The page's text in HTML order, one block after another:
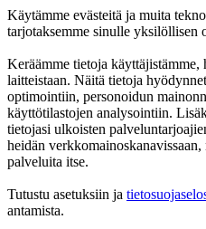
Käytämme evästeitä ja muita
tarjotaksemme sinulle yksilöllisen
Keräämme tietoja käyttäjistämme,
laitteistaan. Näitä tietoja
optimointiin, personoidun
käyttötilastojen analysointiin.
tietojasi ulkoisten
heidän
palveluita itse.
Tutustu asetuksiin ja
antamista.